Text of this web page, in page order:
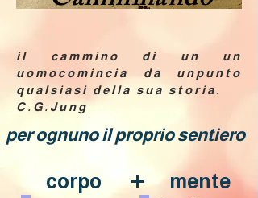
il cammino di un un
uomocomincia da unpunto
qualsiasi della sua storia.
C.G.Jung
per ognuno il proprio sentiero
corpo+mente